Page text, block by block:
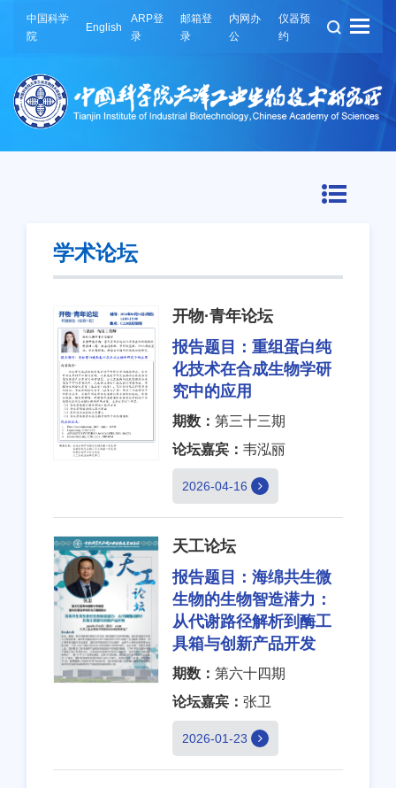
中国科学
院
English
ARP登
录
邮箱登
录
内网办
公
仪器预
约
学术论坛
开物·青年论坛
报告题目： 重组蛋白纯
化技术在合成生物学研
究中的应用
期数： 第三十三期
论坛嘉宾： 韦泓丽
2026-04-16
天工论坛
报告题目： 海绵共生微
生物的生物智造潜力：
从代谢路径解析到酶工
具箱与创新产品开发
期数： 第六十四期
论坛嘉宾： 张卫
2026-01-23